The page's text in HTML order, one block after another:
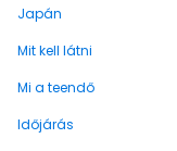
Japán
Mit kell látni
Mi a teendő
Időjárás